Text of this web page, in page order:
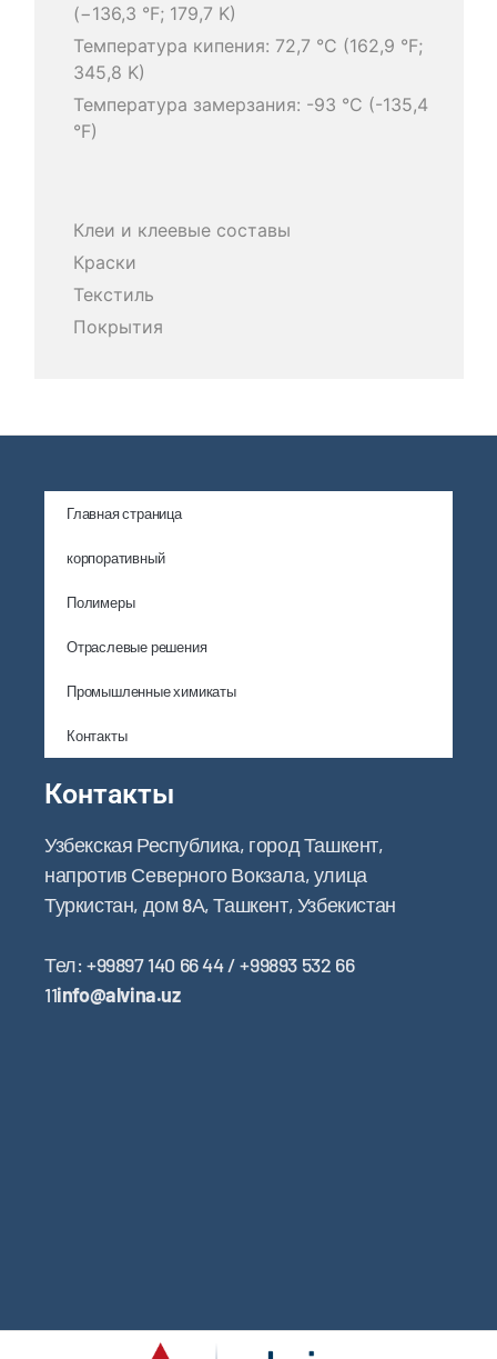
(−136,3 °F; 179,7 K)
Температура кипения: 72,7 °C (162,9 °F;
345,8 K)
Температура замерзания: -93 °C (-135,4
°F)
Клеи и клеевые составы
Краски
Текстиль
Покрытия
Главная страница
корпоративный
Полимеры
Отраслевые решения
Промышленные химикаты
Контакты
Контакты
Узбекская Республика, город Ташкент,
напротив Северного Вокзала, улица
Туркистан, дом 8А, Ташкент, Узбекистан
Тел: +99897 140 66 44 / +99893 532 66
11info@alvina.uz